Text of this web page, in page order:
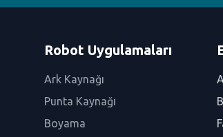
Robot Uygulamaları
Ark Kaynağı
Punta Kaynağı
Boyama